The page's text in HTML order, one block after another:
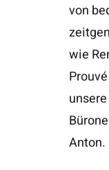
von
wie
Anton.